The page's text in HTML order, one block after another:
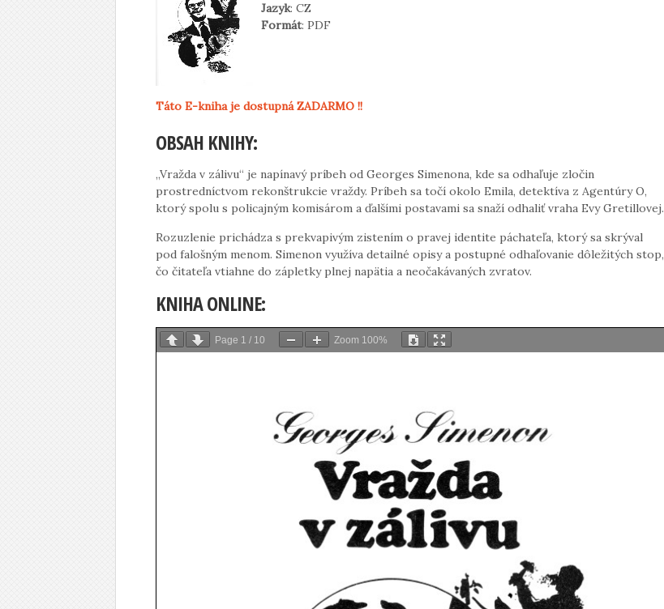
Jazyk: CZ
Formát: PDF
Táto E-kniha je dostupná ZADARMO !!
OBSAH KNIHY:
„Vražda v zálivu“ je napínavý príbeh od Georges Simenona, kde sa odhaľuje zločin
prostredníctvom rekonštrukcie vraždy. Príbeh sa točí okolo Emila, detektíva z Agentúry O,
ktorý spolu s policajným komisárom a ďalšími postavami sa snaží odhaliť vraha Evy Gretillovej.
Rozuzlenie prichádza s prekvapivým zistením o pravej identite páchateľa, ktorý sa skrýval
pod falošným menom. Simenon využíva detailné opisy a postupné odhaľovanie dôležitých stop,
čo čitateľa vtiahne do zápletky plnej napätia a neočakávaných zvratov.
KNIHA ONLINE:
Page 1 / 10 Zoom 100%